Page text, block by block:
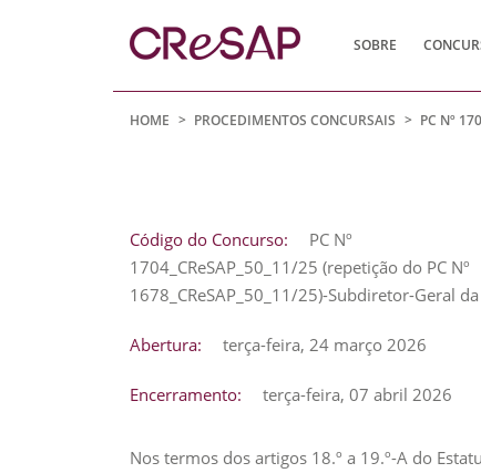
Recrutamento
a
Administração
Pública
SOBRE
HOME > PROCEDIMENTOS CONCURSAIS > PC Nº
Código do Concurso:
PC Nº
1704_CReSAP_50_11/25 (repetição do PC Nº
1678_CReSAP_50_11/25)-Subdiretor-Geral da
Abertura: terça-feira, 24 março 2026
Encerramento: terça-feira, 07 abril 2026
Nos termos dos artigos 18.º a 19.º-A do